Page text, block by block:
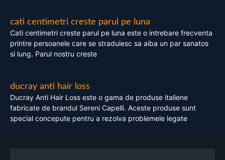
cati centimetri creste parul pe luna
Cati centimetri creste parul pe luna este o intrebare frecventa
printre persoanele care se straduiesc sa aiba un par sanatos
si lung. Parul nostru creste
ducray anti hair loss
Ducray Anti Hair Loss este o gama de produse italiene
fabricate de brandul Sereni Capelli. Aceste produse sunt
special concepute pentru a rezolva problemele legate